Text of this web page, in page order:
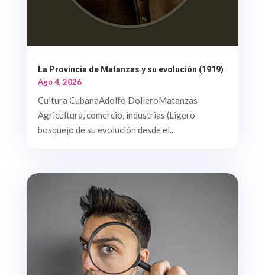
La Provincia de Matanzas y su evolución (1919)
Ago 4, 2026
Cultura CubanaAdolfo DolleroMatanzas
Agricultura, comercio, industrias (Ligero
bosquejo de su evolución desde el...